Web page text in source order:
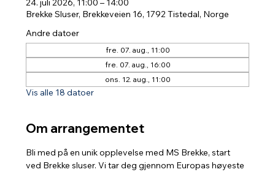
24. juli 2026, 11:00 – 14:00
Brekke Sluser, Brekkeveien 16, 1792 Tistedal, Norge
Andre datoer
fre. 07. aug., 11:00
fre. 07. aug., 16:00
ons. 12. aug., 11:00
Vis alle 18 datoer
Om arrangementet
Bli med på en unik opplevelse med MS Brekke, start
ved Brekke sluser. Vi tar deg gjennom Europas høyeste